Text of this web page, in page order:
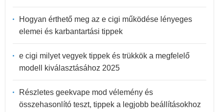
Hogyan érthető meg az e cigi működése lényeges
elemei és karbantartási tippek
e cigi milyet vegyek tippek és trükkök a megfelelő
modell kiválasztásához 2025
Részletes geekvape mod vélemény és
összehasonlító teszt, tippek a legjobb beállításokhoz